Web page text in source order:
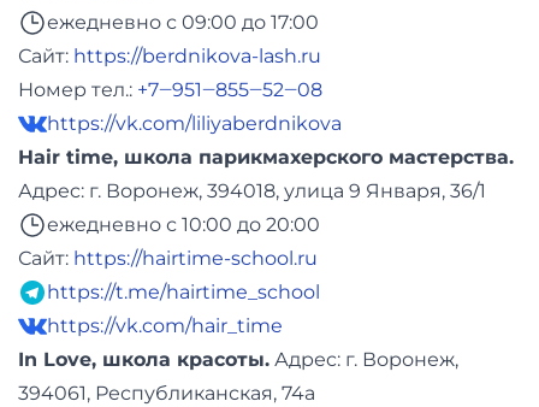
ежедневно с 09:00 до 17:00
Сайт: https://berdnikova-lash.ru
Номер тел.: +7‒951‒855‒52‒08
https://vk.com/liliyaberdnikova
Hair time, школа парикмахерского мастерства.
Адреc: г. Воронеж, 394018, улица 9 Января, 36/1
ежедневно с 10:00 до 20:00
Сайт: https://hairtime-school.ru
https://t.me/hairtime_school
https://vk.com/hair_time
In Love, школа красоты. Адреc: г. Воронеж,
394061, Республиканская, 74а